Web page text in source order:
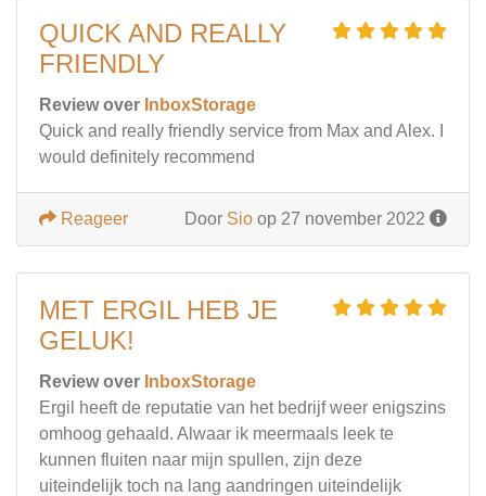
QUICK AND REALLY
FRIENDLY
Review over InboxStorage
Quick and really friendly service from Max and Alex. I
would definitely recommend
Door Sio op 27 november 2022
Reageer
MET ERGIL HEB JE
GELUK!
Review over InboxStorage
Ergil heeft de reputatie van het bedrijf weer enigszins
omhoog gehaald. Alwaar ik meermaals leek te
kunnen fluiten naar mijn spullen, zijn deze
uiteindelijk toch na lang aandringen uiteindelijk